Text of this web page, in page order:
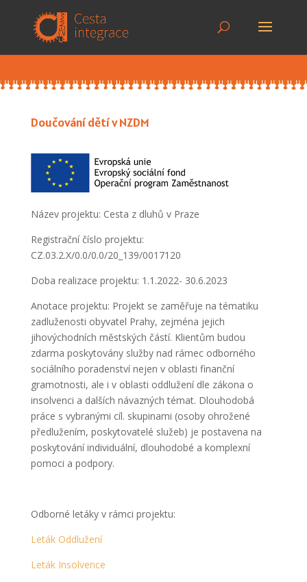
Doučování dětí v NZDM
Název projektu: Cesta z dluhů v Praze
Registrační číslo projektu:
CZ.03.2.X/0.0/0.0/20_139/0017120
Doba realizace projektu: 1.1.2022- 30.6.2023
Anotace projektu: Projekt se zaměřuje na tématiku
zadluženosti obyvatel Prahy, zejména jejich
jihovýchodních městských částí. Klientům budou
zdarma poskytovány služby nad rámec odborného
sociálního poradenství nejen v oblasti finanční
gramotnosti, ale i v oblasti oddlužení dle zákona o
insolvenci a dalších návazných témat. Dlouhodobá
práce s vybranými cíl. skupinami (osoby ohrožené
předlužením, poskytovatelé služeb) je postavena na
poskytování individuální, dlouhodobé a komplexní
pomoci a podpory.
Odborné letáky v rámci projektu:
Leták Oddlužení
Leták Insolvence